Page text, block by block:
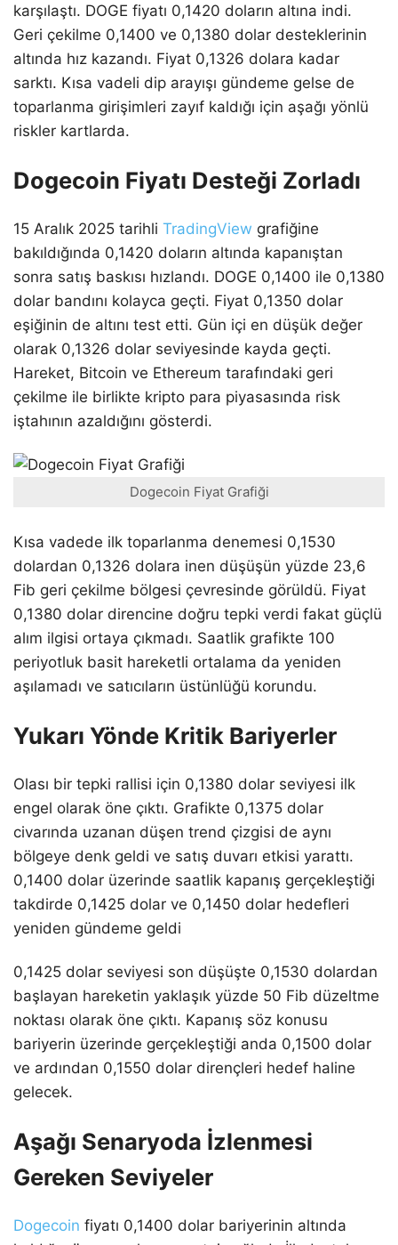
karşılaştı. DOGE fiyatı 0,1420 doların altına indi.
Geri çekilme 0,1400 ve 0,1380 dolar desteklerinin
altında hız kazandı. Fiyat 0,1326 dolara kadar
sarktı. Kısa vadeli dip arayışı gündeme gelse de
toparlanma girişimleri zayıf kaldığı için aşağı yönlü
riskler kartlarda.
Dogecoin Fiyatı Desteği Zorladı
15 Aralık 2025 tarihli TradingView grafiğine
bakıldığında 0,1420 doların altında kapanıştan
sonra satış baskısı hızlandı. DOGE 0,1400 ile 0,1380
dolar bandını kolayca geçti. Fiyat 0,1350 dolar
eşiğinin de altını test etti. Gün içi en düşük değer
olarak 0,1326 dolar seviyesinde kayda geçti.
Hareket, Bitcoin ve Ethereum tarafındaki geri
çekilme ile birlikte kripto para piyasasında risk
iştahının azaldığını gösterdi.
Dogecoin Fiyat Grafiği
Kısa vadede ilk toparlanma denemesi 0,1530
dolardan 0,1326 dolara inen düşüşün yüzde 23,6
Fib geri çekilme bölgesi çevresinde görüldü. Fiyat
0,1380 dolar direncine doğru tepki verdi fakat güçlü
alım ilgisi ortaya çıkmadı. Saatlik grafikte 100
periyotluk basit hareketli ortalama da yeniden
aşılamadı ve satıcıların üstünlüğü korundu.
Yukarı Yönde Kritik Bariyerler
Olası bir tepki rallisi için 0,1380 dolar seviyesi ilk
engel olarak öne çıktı. Grafikte 0,1375 dolar
civarında uzanan düşen trend çizgisi de aynı
bölgeye denk geldi ve satış duvarı etkisi yarattı.
0,1400 dolar üzerinde saatlik kapanış gerçekleştiği
takdirde 0,1425 dolar ve 0,1450 dolar hedefleri
yeniden gündeme geldi
0,1425 dolar seviyesi son düşüşte 0,1530 dolardan
başlayan hareketin yaklaşık yüzde 50 Fib düzeltme
noktası olarak öne çıktı. Kapanış söz konusu
bariyerin üzerinde gerçekleştiği anda 0,1500 dolar
ve ardından 0,1550 dolar dirençleri hedef haline
gelecek.
Aşağı Senaryoda İzlenmesi
Gereken Seviyeler
Dogecoin fiyatı 0,1400 dolar bariyerinin altında